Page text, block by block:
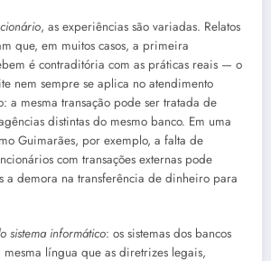
, as experiências são variadas. Relatos
que, em muitos casos, a primeira
é contraditória com as práticas reais — o
nem sempre se aplica no atendimento
a mesma transação pode ser tratada de
distintas do mesmo banco. Em uma
Guimarães, por exemplo, a falta de
com transações externas pode
a demora na transferência de dinheiro para
sistema informático: os sistemas dos bancos
língua que as diretrizes legais,